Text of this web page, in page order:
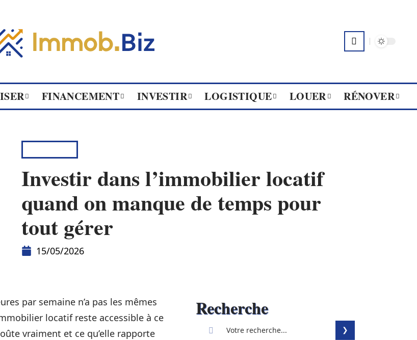
FINANCEMENT INVESTIR LOGISTIQUE LOUER RÉNOVER
Investir dans l’immobilier locatif
quand on manque de temps pour
tout gérer
15/05/2026
par semaine n’a pas les mêmes
locatif reste accessible à ce
vraiment et ce qu’elle rapporte
Recherche